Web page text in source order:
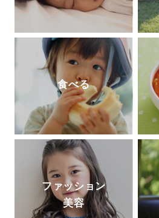
食べる
ファッション
美容